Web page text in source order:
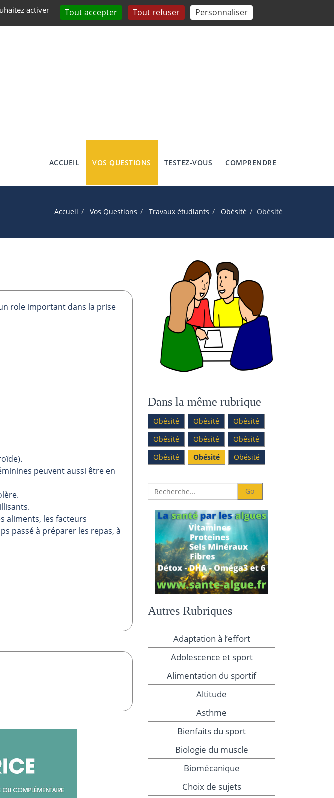
ACCUEIL VOS QUESTIONS TESTEZ-VOUS COMPRENDRE
Accueil Vos Questions Travaux étudiants Obésité Obésité
role important dans la prise
peuvent aussi être en
aliments, les facteurs
passé à préparer les repas, à
Dans la même rubrique
Obésité Obésité
Obésité
Obésité
Obésité
Obésité
Obésité
Obésité Obésité
Autres Rubriques
Adaptation à l’effort
Adolescence et sport
Alimentation du sportif
Altitude
Asthme
Bienfaits du sport
Biologie du muscle
Biomécanique
Choix de sujets
activer Tout accepter Tout refuser Personnaliser